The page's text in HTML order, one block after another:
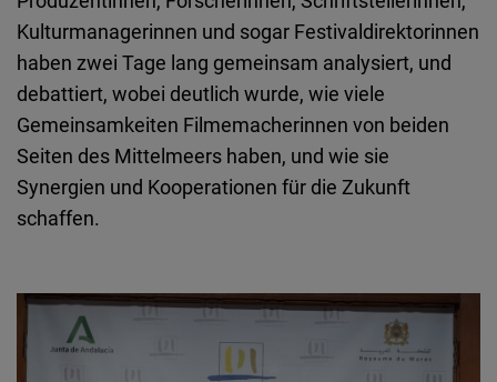
Kulturmanagerinnen und sogar Festivaldirektorinnen
haben zwei Tage lang gemeinsam analysiert, und
debattiert, wobei deutlich wurde, wie viele
Gemeinsamkeiten Filmemacherinnen von beiden
Seiten des Mittelmeers haben, und wie sie
Synergien und Kooperationen für die Zukunft
schaffen.